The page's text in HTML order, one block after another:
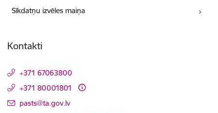
Sīkdatņu izvēles maiņa
Kontakti
+371 67063800
+371 80001801
E-pasts:
pasts@ta.gov.lv